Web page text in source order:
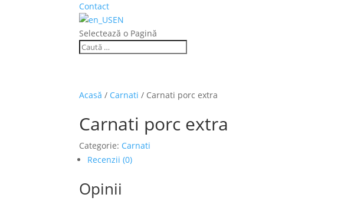
Contact
EN
Selectează o Pagină
Acasă / Carnati / Carnati porc extra
Carnati porc extra
Categorie: Carnati
Recenzii (0)
Opinii